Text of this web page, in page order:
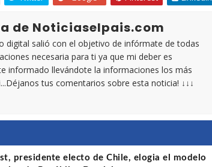
de Noticiaselpais.com
digital salió con el objetivo de infórmate de todas
necesaria para ti ya que mi deber es
informado llevándote la informaciones los más
tus comentarios sobre esta noticia! ↓↓↓
presidente electo de Chile, elogia el modelo